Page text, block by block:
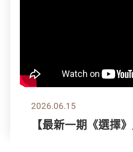
2026.06.15
【最新一期《選擇